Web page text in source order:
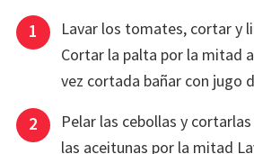
Lavar los tomates, cortar y
Cortar la palta por la mitad
vez cortada bañar con jugo
Pelar las cebollas y
las aceitunas por la mitad